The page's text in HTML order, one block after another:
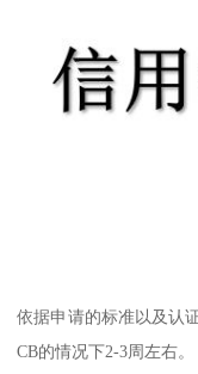
依据申请的标准以及认
CB的情况下2-3周左右